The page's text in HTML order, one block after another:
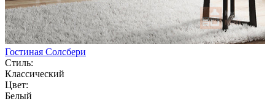
Гостиная Солсбери
Стиль:
Классический
Цвет:
Белый